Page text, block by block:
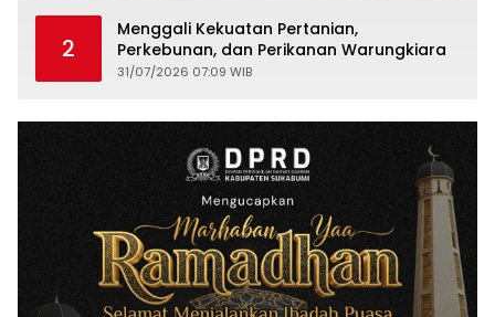
2
Menggali Kekuatan Pertanian,
Perkebunan, dan Perikanan Warungkiara
31/07/2026 07:09 WIB